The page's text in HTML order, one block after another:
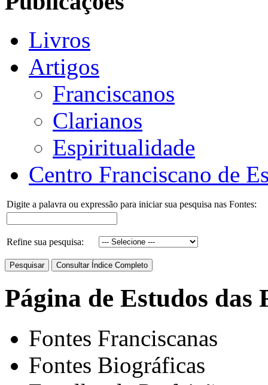
Livros
Artigos
Franciscanos
Clarianos
Espiritualidade
Centro Franciscano de
Digite a palavra ou expressão para iniciar sua pesquisa nas Fontes:
Refine sua pesquisa:
Página de Estudos das
Fontes Franciscanas
Fontes Biográficas